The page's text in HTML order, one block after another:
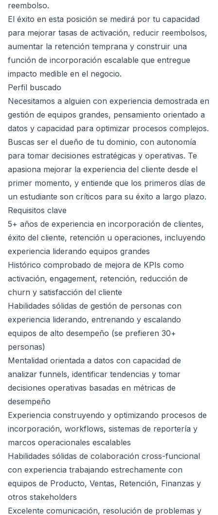
reembolso.
El éxito en esta posición se medirá por tu capacidad
para mejorar tasas de activación, reducir reembolsos,
aumentar la retención temprana y construir una
función de incorporación escalable que entregue
impacto medible en el negocio.
Perfil buscado
Necesitamos a alguien con experiencia demostrada en
gestión de equipos grandes, pensamiento orientado a
datos y capacidad para optimizar procesos complejos.
Buscas ser el dueño de tu dominio, con autonomía
para tomar decisiones estratégicas y operativas. Te
apasiona mejorar la experiencia del cliente desde el
primer momento, y entiende que los primeros días de
un estudiante son críticos para su éxito a largo plazo.
Requisitos clave
5+ años de experiencia en incorporación de clientes,
éxito del cliente, retención u operaciones, incluyendo
experiencia liderando equipos grandes
Histórico comprobado de mejora de KPIs como
activación, engagement, retención, reducción de
churn y satisfacción del cliente
Habilidades sólidas de gestión de personas con
experiencia liderando, entrenando y escalando
equipos de alto desempeño (se prefieren 30+
personas)
Mentalidad orientada a datos con capacidad de
analizar funnels, identificar tendencias y tomar
decisiones operativas basadas en métricas de
desempeño
Experiencia construyendo y optimizando procesos de
incorporación, workflows, sistemas de reportería y
marcos operacionales escalables
Habilidades sólidas de colaboración cross-funcional
con experiencia trabajando estrechamente con
equipos de Producto, Ventas, Retención, Finanzas y
otros stakeholders
Excelente comunicación, resolución de problemas y